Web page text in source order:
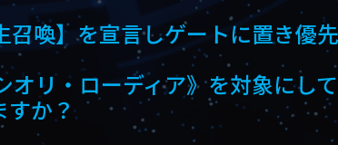
喚】を宣言しゲートに置き優
オリ・ローディア》を対象にし
すか？